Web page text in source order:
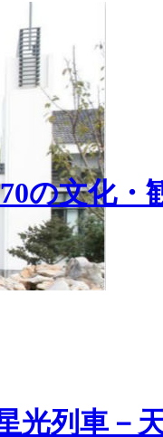
の文化・
光列車－